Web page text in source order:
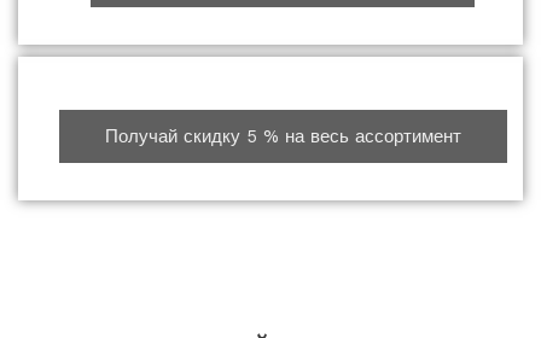
Получай скидку 5 % на весь ассортимент